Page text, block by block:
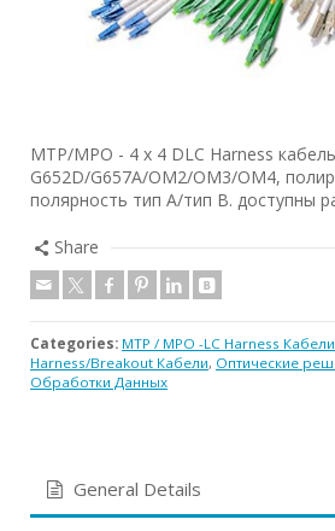
MTP/MPO - 4 x 4 DLC Harness
G652D/G657A/OM2/OM3/OM4,
полярность тип A/тип B. доступны
Share
Categories: MTP / MPO -LC Harness Кабели
Harness/Breakout Кабели, Оптические
Обработки Данных
General Details